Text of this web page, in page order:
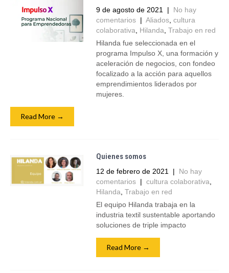
9 de agosto de 2021 | No hay
comentarios | Aliados, cultura
colaborativa
Hilanda Trabajo en red
Hilanda fue seleccionada en el
programa Impulso X, una formación y
aceleración de negocios, con fondeo
focalizado a la acción para aquellos
emprendimientos liderados por
mujeres.
Read More →
Quienes somos
12 de febrero de 2021 | No hay
comentarios | cultura colaborativa
Hilanda Trabajo en red
El equipo Hilanda trabaja en la
industria textil sustentable aportando
soluciones de triple impacto
Read More →